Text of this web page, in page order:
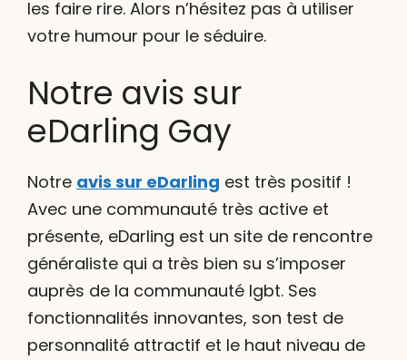
les faire rire. Alors n’hésitez pas à utiliser
votre humour pour le séduire.
Notre avis sur
eDarling Gay
Notre avis sur eDarling est très positif !
Avec une communauté très active et
présente, eDarling est un site de rencontre
généraliste qui a très bien su s’imposer
auprès de la communauté lgbt. Ses
fonctionnalités innovantes, son test de
personnalité attractif et le haut niveau de